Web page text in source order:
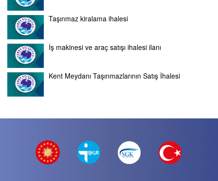
Taşınmaz kiralama ihalesi
İş makinesi ve araç satışı ihalesi ilanı
Kent Meydanı Taşınmazlarının Satış İhalesi